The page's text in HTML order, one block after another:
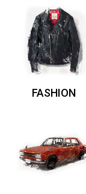
FASHION